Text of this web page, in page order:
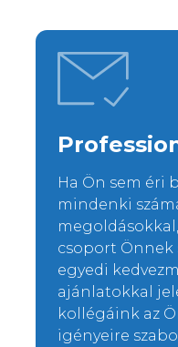
Ha Ön sem éri
mindenki
csoport Önnek
egyedi
ajánlatokkal
kollégáink az
igényeire